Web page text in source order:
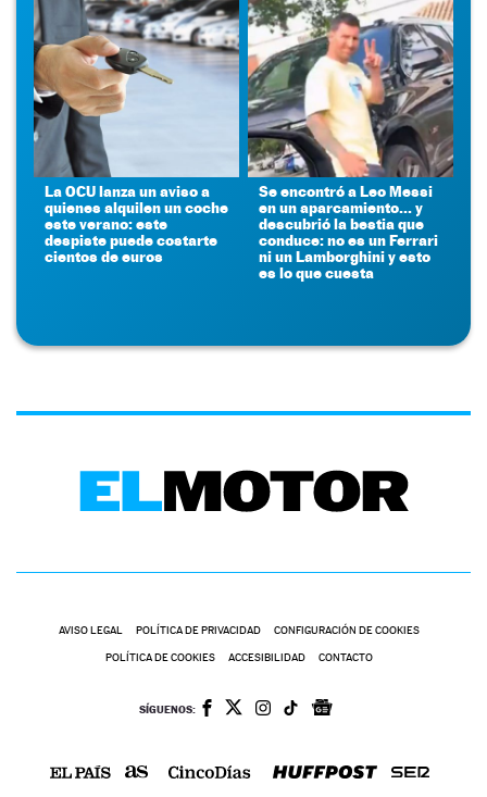
La OCU lanza un aviso a
quienes alquilen un coche
este verano: este
despiste puede costarte
cientos de euros
Se encontró a Leo Messi
en un aparcamiento... y
descubrió la bestia que
conduce: no es un Ferrari
ni un Lamborghini y esto
es lo que cuesta
AVISO LEGAL POLÍTICA DE PRIVACIDAD CONFIGURACIÓN DE COOKIES
POLÍTICA DE COOKIES ACCESIBILIDAD CONTACTO
SÍGUENOS: